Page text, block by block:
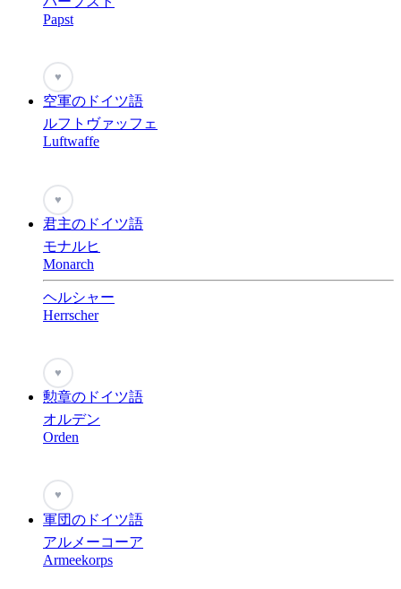
Papst
♥
空軍のドイツ語
ルフトヴァッフェ
Luftwaffe
♥
君主のドイツ語
モナルヒ
Monarch
ヘルシャー
Herrscher
♥
勲章のドイツ語
オルデン
Orden
♥
軍団のドイツ語
アルメーコーア
Armeekorps